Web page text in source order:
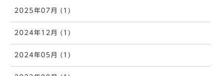
2025年07月 (1)
2024年12月 (1)
2024年05月 (1)